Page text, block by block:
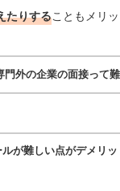
たりすることもメリ
門外の企業の面接って
が難しい点がデメリッ